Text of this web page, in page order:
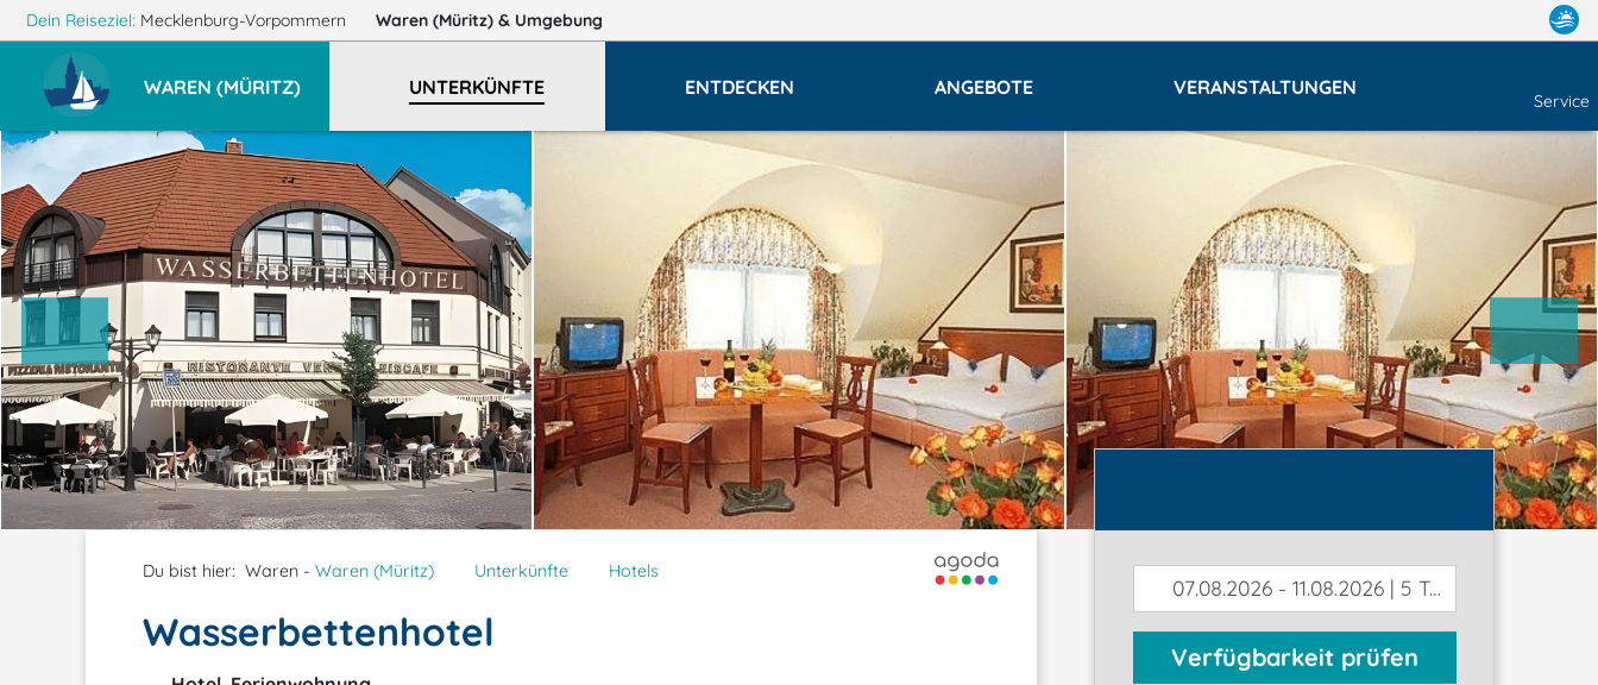
Dein Reiseziel: Mecklenburg-Vorpommern Waren (Müritz) & Umgebung
WAREN (MÜRITZ) UNTERKÜNFTE ENTDECKEN ANGEBOTE VERANSTALTUNGEN
Service
Du bist hier: Waren - Waren (Müritz) Unterkünfte Hotels
Wasserbettenhotel
07.08.2026 - 11.08.2026 | 5 Tage
Verfügbarkeit prüfen